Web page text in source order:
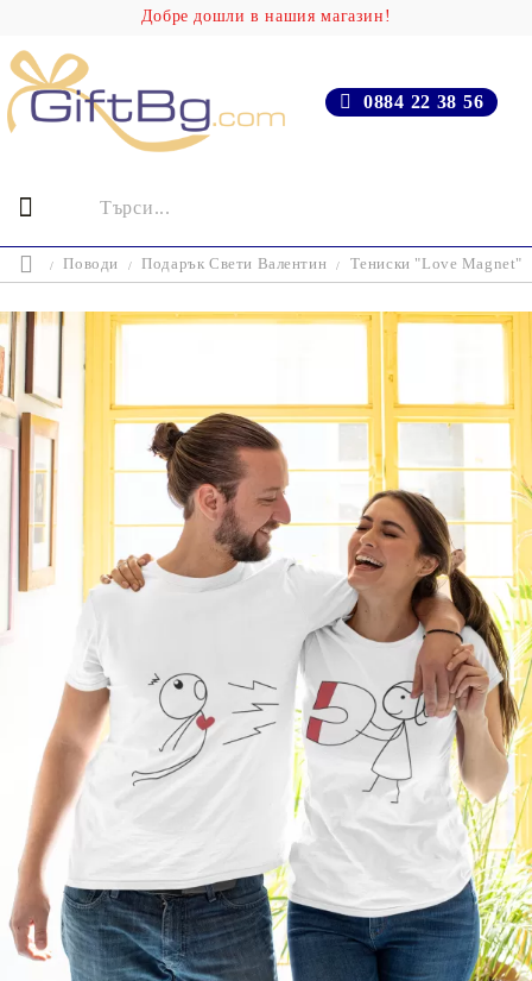
Добре дошли в нашия магазин!
0884 22 38 56
Поводи Подарък Свети Валентин Тениски "Love Magnet"